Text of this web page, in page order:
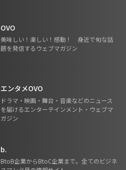
OVO
美味しい！楽しい！感動！ 身近で旬な話
題を発信するウェブマガジン
エンタメOVO
ドラマ・映画・舞台・音楽などのニュース
を届けるエンターテインメント・ウェブマ
ガジン
b.
BtoB企業からBtoC企業まで。全てのビジネ